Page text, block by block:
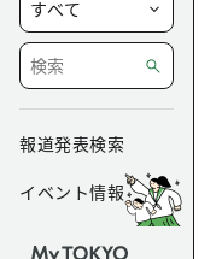
報道発表検索
イベント情報